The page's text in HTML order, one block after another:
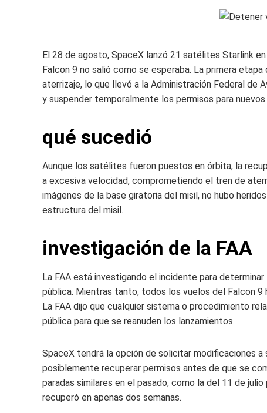
El 28 de agosto, SpaceX lanzó 21 satélites Starlink
Falcon 9 no salió como se esperaba. La primera
aterrizaje, lo que llevó a la Administración Federal de
y suspender temporalmente los permisos para
qué sucedió
Aunque los satélites fueron puestos en órbita, la
a excesiva velocidad, comprometiendo el tren de
imágenes de la base giratoria del misil, no hubo
estructura del misil.
investigación de la FAA
La FAA está investigando el incidente para
pública. Mientras tanto, todos los vuelos del Falcon 9
La FAA dijo que cualquier sistema o procedimiento
pública para que se reanuden los lanzamientos.
SpaceX tendrá la opción de solicitar modificaciones
posiblemente recuperar permisos antes de que se
paradas similares en el pasado, como la del 11 de
recuperó en apenas dos semanas.